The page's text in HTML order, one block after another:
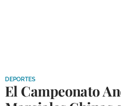
DEPORTES
DEPORTES
El Campeonato